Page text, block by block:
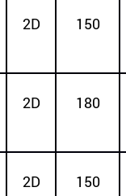
2D 150
2D 180
2D 150